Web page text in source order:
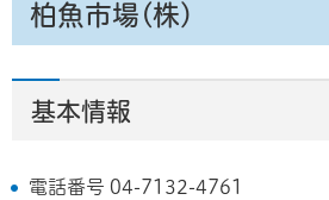
柏魚市場(株)
基本情報
電話番号 04-7132-4761